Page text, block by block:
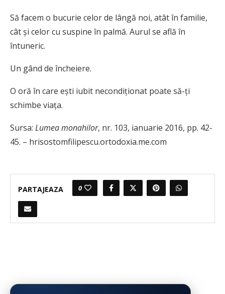
Să facem o bucurie celor de lângă noi, atât în familie,
cât și celor cu suspine în palmă. Aurul se află în
întuneric.
Un gând de încheiere.
O oră în care ești iubit necondiționat poate să-ți
schimbe viața.
Sursa: Lumea monahilor, nr. 103, ianuarie 2016, pp. 42-
45. – hrisostomfilipescu.ortodoxia.me.com
PARTAJEAZA 0